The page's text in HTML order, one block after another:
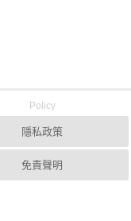
Policy
隱私政策
免責聲明